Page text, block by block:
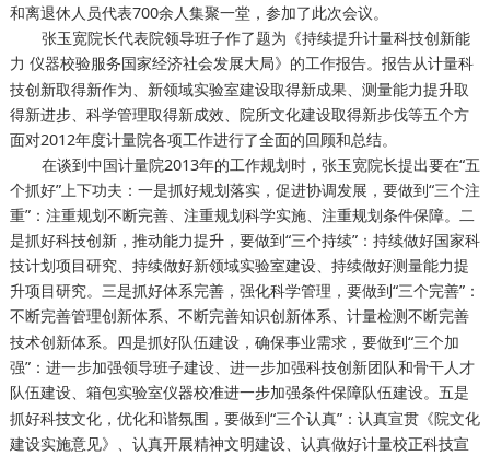
和离退休人员代表700余人集聚一堂，参加了此次会议。
张玉宽院长代表院领导班子作了题为《持续提升计量科技创新能
力 仪器校验服务国家经济社会发展大局》的工作报告。报告从计量科
技创新取得新作为、新领域实验室建设取得新成果、测量能力提升取
得新进步、科学管理取得新成效、院所文化建设取得新步伐等五个方
面对2012年度计量院各项工作进行了全面的回顾和总结。
在谈到中国计量院2013年的工作规划时，张玉宽院长提出要在“五
个抓好”上下功夫：一是抓好规划落实，促进协调发展，要做到“三个注
重”：注重规划不断完善、注重规划科学实施、注重规划条件保障。二
是抓好科技创新，推动能力提升，要做到“三个持续”：持续做好国家科
技计划项目研究、持续做好新领域实验室建设、持续做好测量能力提
升项目研究。三是抓好体系完善，强化科学管理，要做到“三个完善”：
不断完善管理创新体系、不断完善知识创新体系、 计量检测不断完善
技术创新体系。四是抓好队伍建设，确保事业需求，要做到“三个加
强”：进一步加强领导班子建设、进一步加强科技创新团队和骨干人才
队伍建设、 箱包实验室仪器校准进一步加强条件保障队伍建设。五是
抓好科技文化，优化和谐氛围，要做到“三个认真”：认真宣贯《院文化
建设实施意见》、认真开展精神文明建设、认真做好计量校正科技宣